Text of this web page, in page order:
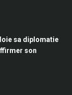
sa diplomatie
son